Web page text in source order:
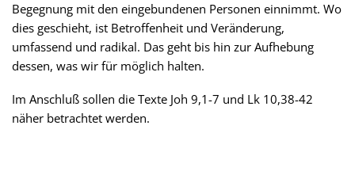
Begegnung mit den eingebundenen Personen einnimmt. Wo
dies geschieht, ist Betroffenheit und Veränderung,
umfassend und radikal. Das geht bis hin zur Aufhebung
dessen, was wir für möglich halten.
Im Anschluß sollen die Texte Joh 9,1-7 und Lk 10,38-42
näher betrachtet werden.